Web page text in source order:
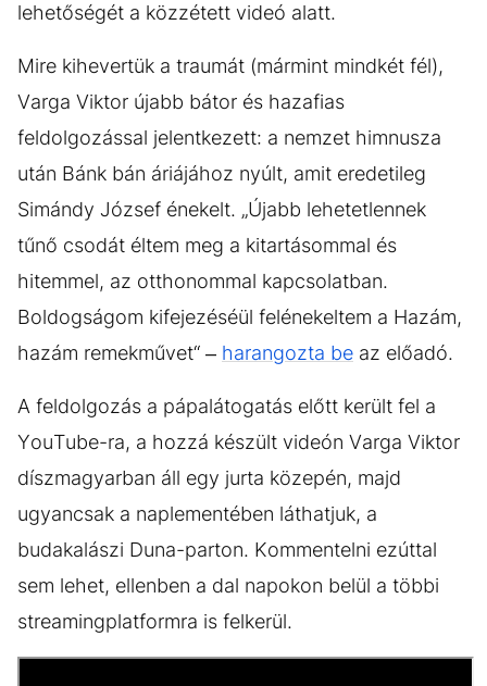
lehetőségét a közzétett videó alatt.
Mire kihevertük a traumát (mármint mindkét fél),
Varga Viktor újabb bátor és hazafias
feldolgozással jelentkezett: a nemzet himnusza
után Bánk bán áriájához nyúlt, amit eredetileg
Simándy József énekelt. „Újabb lehetetlennek
tűnő csodát éltem meg a kitartásommal és
hitemmel, az otthonommal kapcsolatban.
Boldogságom kifejezéséül felénekeltem a Hazám,
hazám remekművet“ – harangozta be az előadó.
A feldolgozás a pápalátogatás előtt került fel a
YouTube-ra, a hozzá készült videón Varga Viktor
díszmagyarban áll egy jurta közepén, majd
ugyancsak a naplementében láthatjuk, a
budakalászi Duna-parton. Kommentelni ezúttal
sem lehet, ellenben a dal napokon belül a többi
streamingplatformra is felkerül.